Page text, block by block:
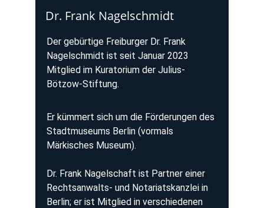
Dr. Frank Nagelschmidt
Der gebürtige Freiburger Dr. Frank
Nagelschmidt ist seit Januar 2023
Mitglied im Kuratorium der Julius-
Bötzow-Stiftung.
Er kümmert sich um die Förderungen des
Stadtmuseums Berlin (vormals
Märkisches Museum).
Dr. Frank Nagelschaft ist Partner einer
Rechtsanwalts- und Notariatskanzlei in
Berlin; er ist Mitglied in verschiedenen